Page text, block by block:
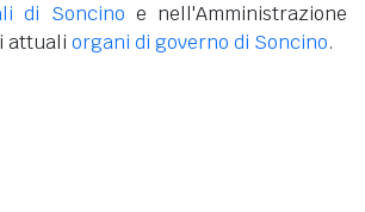
di Soncino e nell'Amministrazione
attuali organi di governo di Soncino.